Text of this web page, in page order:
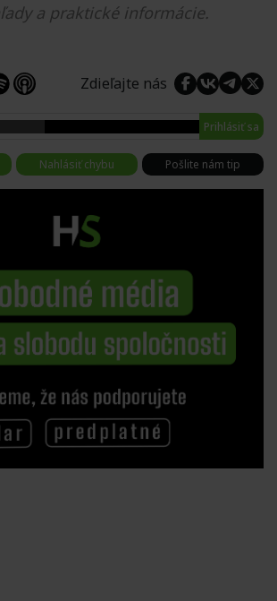
a praktické informácie.
Zdieľajte nás
Prihlásiť sa
Nahlásiť chybu Pošlite nám tip